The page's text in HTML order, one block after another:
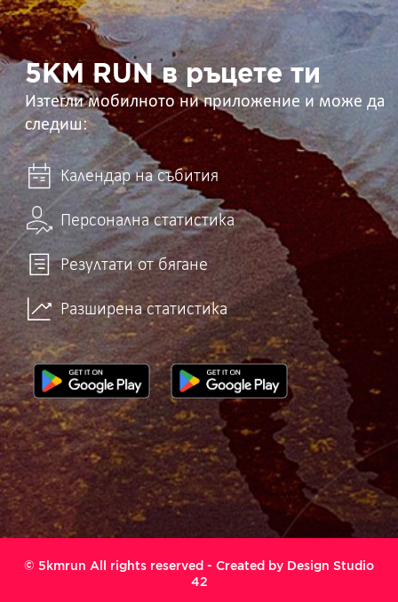
RUN
в
ръцете
ти 5KM RUN в ръцете ти
Изтегли мобилното ни приложение и може да
следиш:
Календар на събития
Персонална статистика
Резултати от бягане
Разширена статистика
© 5kmrun All rights reserved - Created by Design Studio
42